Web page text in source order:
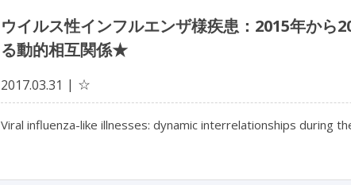
ウイルス性インフルエンザ様疾患：2015年から
る動的相互関係★
2017.03.31 ☆
Viral influenza-like illnesses: dynamic interrelationships during